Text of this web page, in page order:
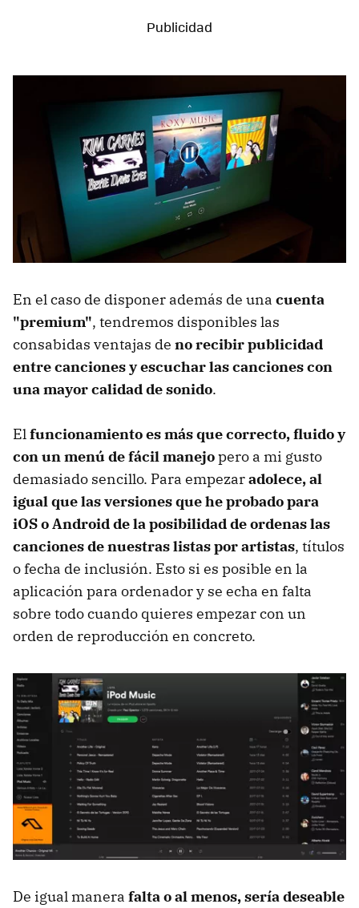
En el caso de disponer además de una cuenta
"premium", tendremos disponibles las
consabidas ventajas de no recibir publicidad
entre canciones y escuchar las canciones con
una mayor calidad de sonido.
Elfuncionamiento es más que correcto, fluido y
con un menú de fácil manejopero a mi gusto
demasiado sencillo. Para empezaradolece, al
igual que las versiones que he probado para
iOS o Android de la posibilidad de ordenas las
canciones de nuestras listas por artistas, títulos
o fecha de inclusión. Esto si es posible en la
aplicación para ordenador y se echa en falta
sobre todo cuando quieres empezar con un
orden de reproducción en concreto.
De igual manera falta o al menos, sería deseable